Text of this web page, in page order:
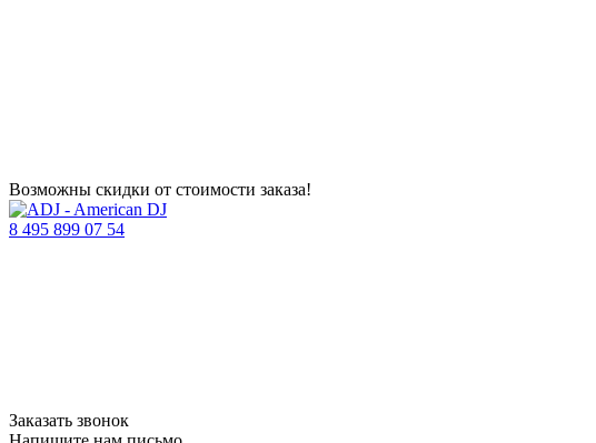
Возможны скидки от стоимости заказа!
8 495 899 07 54
Заказать звонок